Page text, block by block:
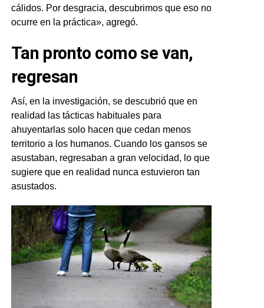
cálidos. Por desgracia, descubrimos que eso no
ocurre en la práctica», agregó.
Tan pronto como se van,
regresan
Así, en la investigación, se descubrió que en
realidad las tácticas habituales para
ahuyentarlas solo hacen que cedan menos
territorio a los humanos. Cuando los gansos se
asustaban, regresaban a gran velocidad, lo que
sugiere que en realidad nunca estuvieron tan
asustados.